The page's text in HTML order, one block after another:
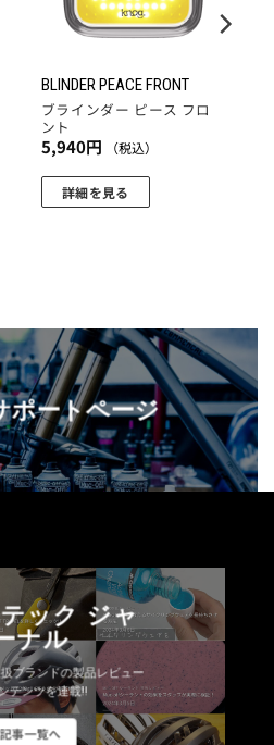
BLINDER PEACE FRONT
ブラインダー ピース フロ
ント
5,940円 （税込）
詳細を見る
ポートページ
ック ジャ
ナル
ブランドの製品レビュー
テンツを連載!!
記事一覧へ